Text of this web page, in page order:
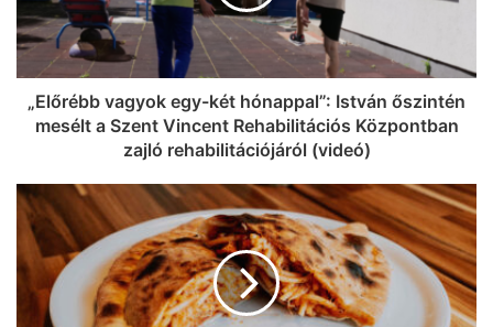
„Előrébb vagyok egy-két hónappal”: István őszintén
mesélt a Szent Vincent Rehabilitációs Központban
zajló rehabilitációjáról (videó)